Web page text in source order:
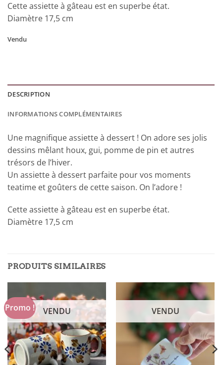
Cette assiette à gâteau est en superbe état.
Diamètre 17,5 cm
Vendu
DESCRIPTION
INFORMATIONS COMPLÉMENTAIRES
Une magnifique assiette à dessert ! On adore ses jolis
dessins mêlant houx, gui, pomme de pin et autres
trésors de l’hiver.
Un assiette à dessert parfaite pour vos moments
teatime et goûters de cette saison. On l’adore !
Cette assiette à gâteau est en superbe état.
Diamètre 17,5 cm
PRODUITS SIMILAIRES
Promo ! VENDU VENDU